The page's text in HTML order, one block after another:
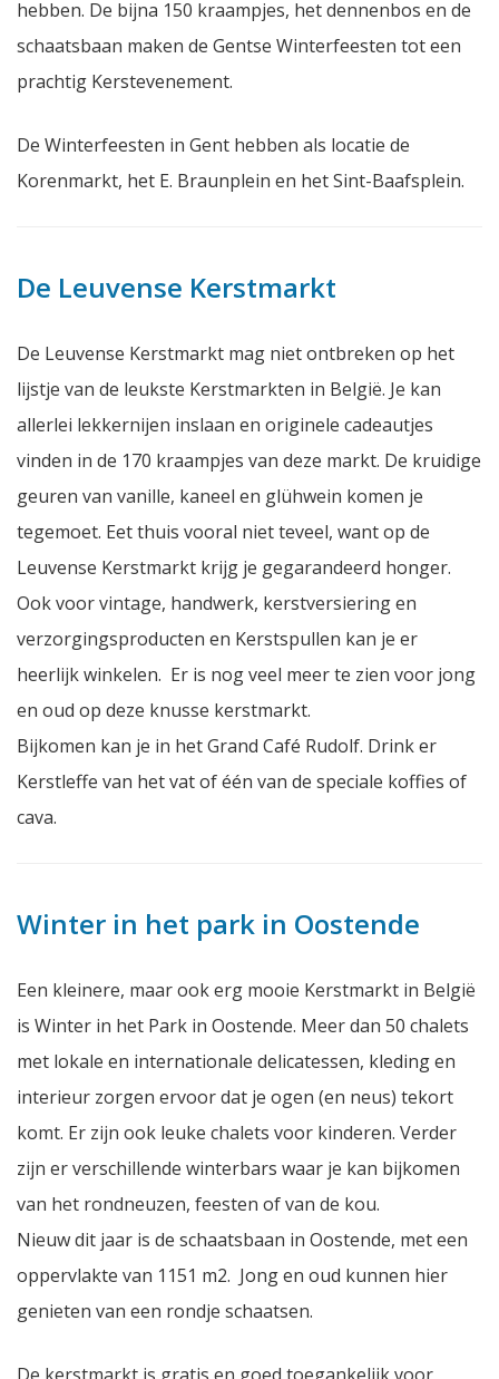
hebben. De bijna 150 kraampjes, het dennenbos en de
schaatsbaan maken de Gentse Winterfeesten tot een
prachtig Kerstevenement.
De Winterfeesten in Gent hebben als locatie de
Korenmarkt, het E. Braunplein en het Sint-Baafsplein.
De Leuvense Kerstmarkt
De Leuvense Kerstmarkt mag niet ontbreken op het
lijstje van de leukste Kerstmarkten in België. Je kan
allerlei lekkernijen inslaan en originele cadeautjes
vinden in de 170 kraampjes van deze markt. De kruidige
geuren van vanille, kaneel en glühwein komen je
tegemoet. Eet thuis vooral niet teveel, want op de
Leuvense Kerstmarkt krijg je gegarandeerd honger.
Ook voor vintage, handwerk, kerstversiering en
verzorgingsproducten en Kerstspullen kan je er
heerlijk winkelen. Er is nog veel meer te zien voor jong
en oud op deze knusse kerstmarkt.
Bijkomen kan je in het Grand Café Rudolf. Drink er
Kerstleffe van het vat of één van de speciale koffies of
cava.
Winter in het park in Oostende
Een kleinere, maar ook erg mooie Kerstmarkt in België
is Winter in het Park in Oostende. Meer dan 50 chalets
met lokale en internationale delicatessen, kleding en
interieur zorgen ervoor dat je ogen (en neus) tekort
komt. Er zijn ook leuke chalets voor kinderen. Verder
zijn er verschillende winterbars waar je kan bijkomen
van het rondneuzen, feesten of van de kou.
Nieuw dit jaar is de schaatsbaan in Oostende, met een
oppervlakte van 1151 m2. Jong en oud kunnen hier
genieten van een rondje schaatsen.